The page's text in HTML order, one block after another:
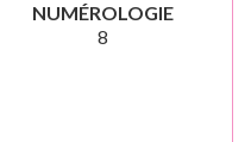
NUMÉROLOGIE
8